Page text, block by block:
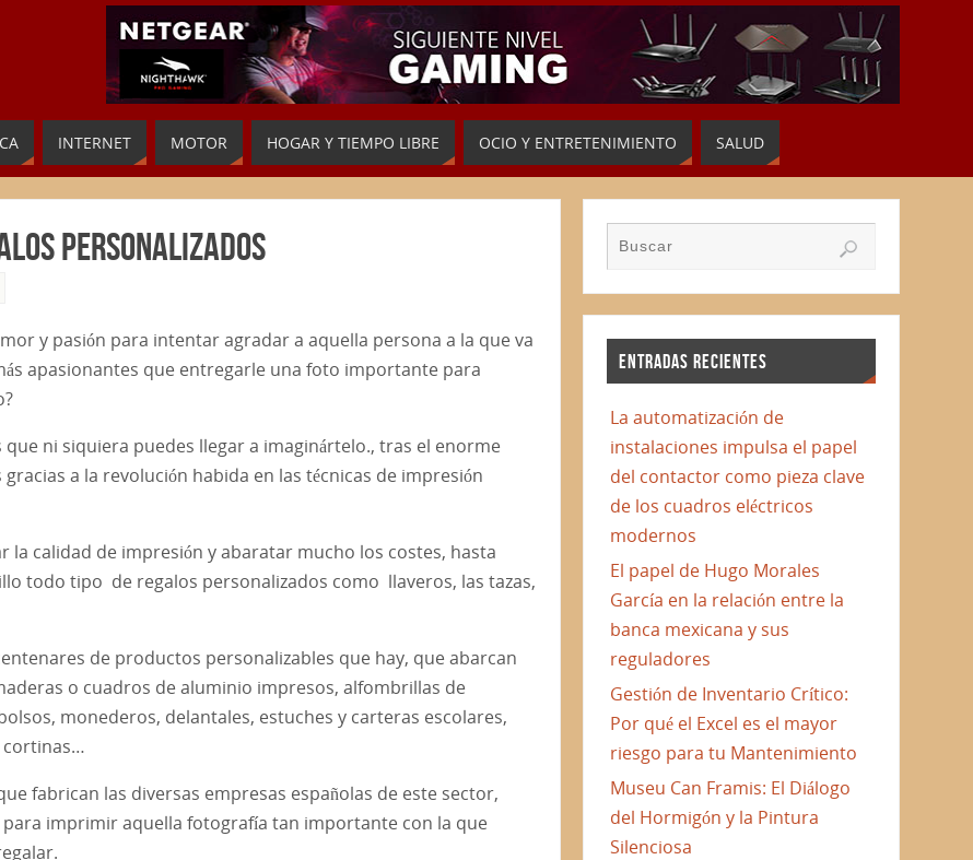
INTERNET MOTOR HOGAR Y TIEMPO LIBRE OCIO Y ENTRETENIMIENTO SALUD
personalizados
y pasión para intentar agradar a aquella persona a la que va
apasionantes que entregarle una foto importante para
ni siquiera puedes llegar a imaginártelo., tras el enorme
a la revolución habida en las técnicas de impresión
la calidad de impresión y abaratar mucho los costes, hasta
todo tipo de regalos personalizados como llaveros, las tazas,
de productos personalizables que hay, que abarcan
o cuadros de aluminio impresos, alfombrillas de
monederos, delantales, estuches y carteras escolares,
cortinas…
fabrican las diversas empresas españolas de este sector,
imprimir aquella fotografía tan importante con la que
ENTRADAS RECIENTES
La automatización de
instalaciones impulsa el papel
del contactor como pieza clave
de los cuadros eléctricos
modernos
El papel de Hugo Morales
García en la relación entre la
banca mexicana y sus
reguladores
Gestión de Inventario Crítico:
Por qué el Excel es el mayor
riesgo para tu Mantenimiento
Museu Can Framis: El Diálogo
del Hormigón y la Pintura
Silenciosa